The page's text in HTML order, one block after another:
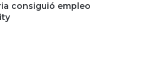
consiguió empleo